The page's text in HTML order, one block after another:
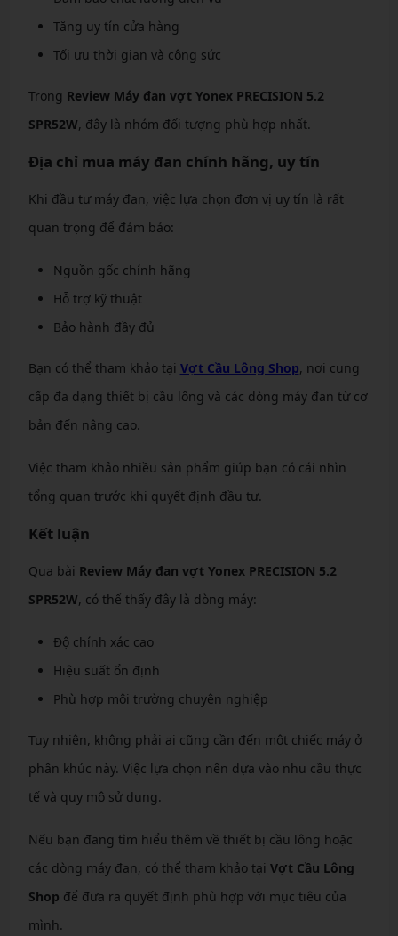
Tăng uy tín cửa hàng
Tối ưu thời gian và công sức
Trong Review Máy đan vợt Yonex PRECISION 5.2
SPR52W, đây là nhóm đối tượng phù hợp nhất.
Địa chỉ mua máy đan chính hãng, uy tín
Khi đầu tư máy đan, việc lựa chọn đơn vị uy tín là rất
quan trọng để đảm bảo:
Nguồn gốc chính hãng
Hỗ trợ kỹ thuật
Bảo hành đầy đủ
Bạn có thể tham khảo tại Vợt Cầu Lông Shop, nơi cung
cấp đa dạng thiết bị cầu lông và các dòng máy đan từ cơ
bản đến nâng cao.
Việc tham khảo nhiều sản phẩm giúp bạn có cái nhìn
tổng quan trước khi quyết định đầu tư.
Kết luận
Qua bài Review Máy đan vợt Yonex PRECISION 5.2
SPR52W, có thể thấy đây là dòng máy:
Độ chính xác cao
Hiệu suất ổn định
Phù hợp môi trường chuyên nghiệp
Tuy nhiên, không phải ai cũng cần đến một chiếc máy ở
phân khúc này. Việc lựa chọn nên dựa vào nhu cầu thực
tế và quy mô sử dụng.
Nếu bạn đang tìm hiểu thêm về thiết bị cầu lông hoặc
các dòng máy đan, có thể tham khảo tại Vợt Cầu Lông
Shop để đưa ra quyết định phù hợp với mục tiêu của
mình.